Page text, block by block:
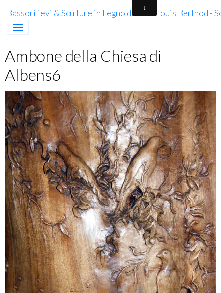
Bassorilievi & Sculture in Legno di Jean-Louis Berthod -
Ambone della Chiesa di
Albens6